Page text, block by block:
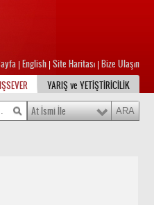
English Site Haritası Bize Ulaşın
YARIŞ ve YETİŞTİRİCİLİK
At İsmi İle